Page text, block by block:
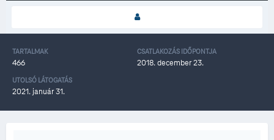
TARTALMAK
466
CSATLAKOZÁS IDŐPONTJA
2018. december 23.
UTOLSÓ LÁTOGATÁS
2021. január 31.